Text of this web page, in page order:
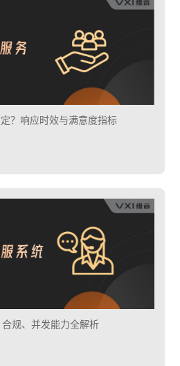
？响应时效与满意度指标
规、并发能力全解析